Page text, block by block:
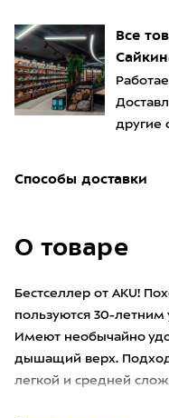
Все
другие
Способы доставки
О товаре
Бестселлер от AKU!
пользуются 30-
Имеют необычайно
дышащий верх.
легкой и средней